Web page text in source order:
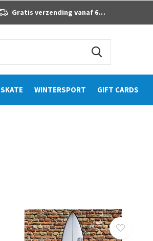
SKATE WINTERSPORT GIFT CARDS
Gratis verzending vanaf 60 euro